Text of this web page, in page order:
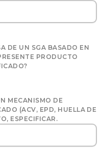
DE UN SGA BASADO EN
PRODUCTO
MECANISMO DE
(ACV, EPD, HUELLA DE
ESPECIFICAR.